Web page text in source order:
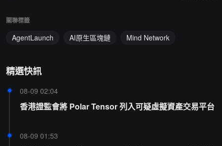
關聯標籤
AgentLaunch AI原生區塊鏈 Mind Network
精選快訊
08-09 02:04
香港證監會將 Polar Tensor 列入可疑虛擬資產交易平台
08-09 01:53